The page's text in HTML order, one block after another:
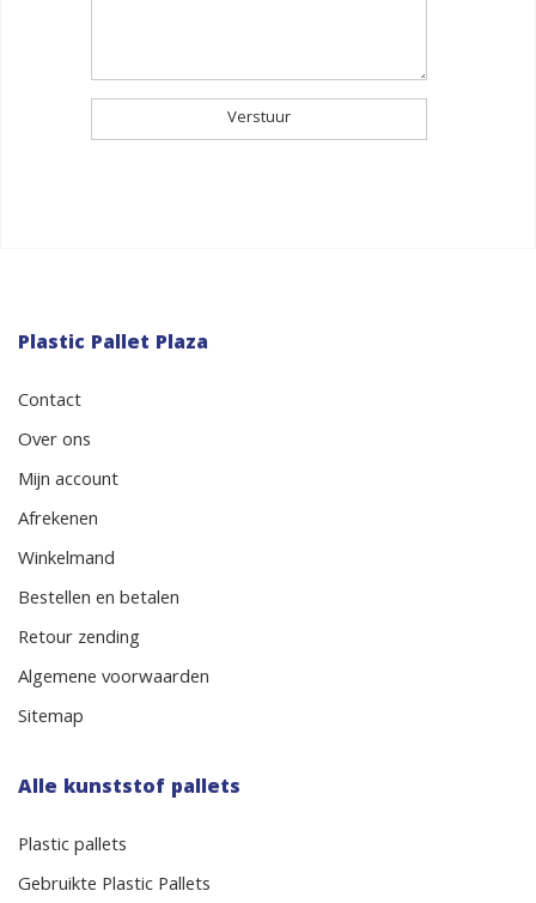
Plastic Pallet Plaza
Contact
Over ons
Mijn account
Afrekenen
Winkelmand
Bestellen en betalen
Retour zending
Algemene voorwaarden
Sitemap
Alle kunststof pallets
Plastic pallets
Gebruikte Plastic Pallets